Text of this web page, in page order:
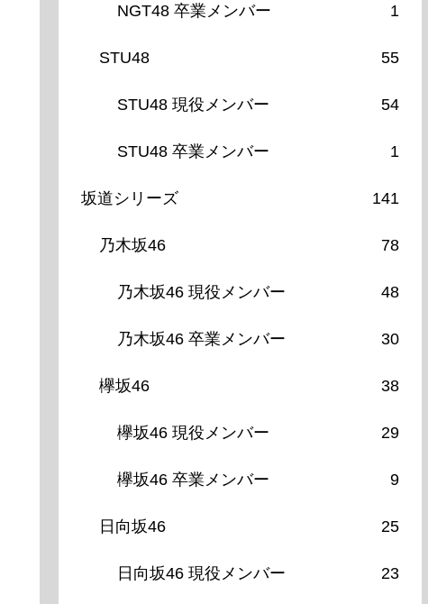
NGT48 卒業メンバー 1
STU48 55
STU48 現役メンバー 54
STU48 卒業メンバー 1
坂道シリーズ 141
乃木坂46 78
乃木坂46 現役メンバー 48
乃木坂46 卒業メンバー 30
欅坂46 38
欅坂46 現役メンバー 29
欅坂46 卒業メンバー 9
日向坂46 25
日向坂46 現役メンバー 23